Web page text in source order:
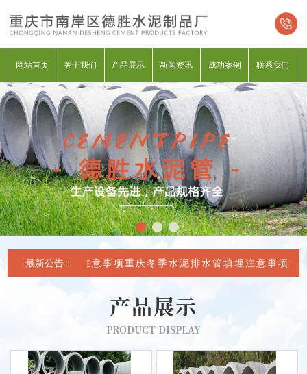
网站首页 关于我们 产品展示 新闻资讯 成功案例 联系我们
最新公告：
泥排水管填埋注意事项重庆冬季水泥排水管填埋注意事项
产品展示
PRODUCT DISPLAY